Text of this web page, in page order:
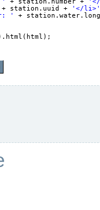
+ station.uuid +
'</li>'
'
+